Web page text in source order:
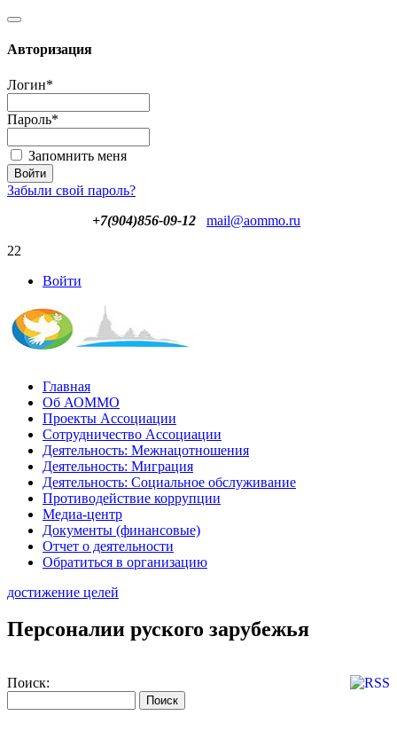
Авторизация
Логин*
Пароль*
Запомнить меня
Забыли свой пароль?
+7(904)856-09-12
mail@aommo.ru
22
Войти
Главная
Об АОММО
Проекты Ассоциации
Сотрудничество Ассоциации
Деятельность: Межнацотношения
Деятельность: Миграция
Деятельность: Социальное обслуживание
Противодействие коррупции
Медиа-центр
Документы (финансовые)
Отчет о деятельности
Обратиться в организацию
достижение целей
Персоналии руского зарубежья
Поиск: